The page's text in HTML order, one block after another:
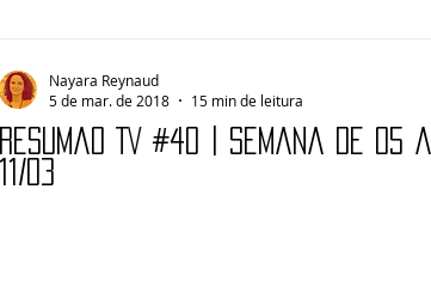
Resumão TV #40 | Semana de 05 a
11/03
Nayara Reynaud
5 de mar. de 2018
15 min de leitura